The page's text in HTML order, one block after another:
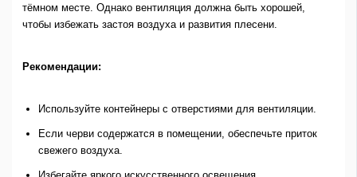
тёмном месте. Однако вентиляция должна быть хорошей,
чтобы избежать застоя воздуха и развития плесени.
Рекомендации:
Используйте контейнеры с отверстиями для вентиляции.
Если черви содержатся в помещении, обеспечьте приток
свежего воздуха.